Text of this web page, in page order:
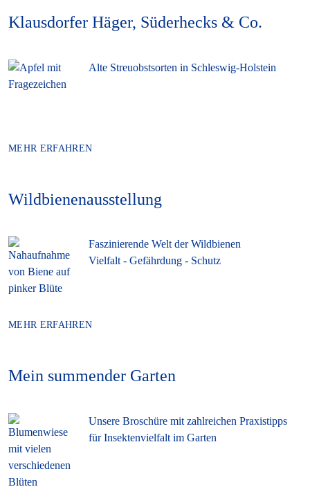
Klausdorfer Häger, Süderhecks & Co.
Alte Streuobstsorten in Schleswig-Holstein
MEHR ERFAHREN
Wildbienen­ausstellung
Faszinierende Welt der Wildbienen
Vielfalt - Gefährdung - Schutz
MEHR ERFAHREN
Mein summender Garten
Unsere Broschüre mit zahlreichen Praxistipps
für Insektenvielfalt im Garten